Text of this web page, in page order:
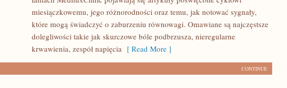
MIESIĄCZKOWY
ZABURZENIA
miesiączkowemu, jego różnorodności oraz temu, jak notować sygnały,
które mogą świadczyć o zaburzeniu równowagi. Omawiane są najczęstsze
dolegliwości takie jak skurczowe bóle podbrzusza, nieregularne
krwawienia, zespół napięcia [ Read More ]
CONTINUE